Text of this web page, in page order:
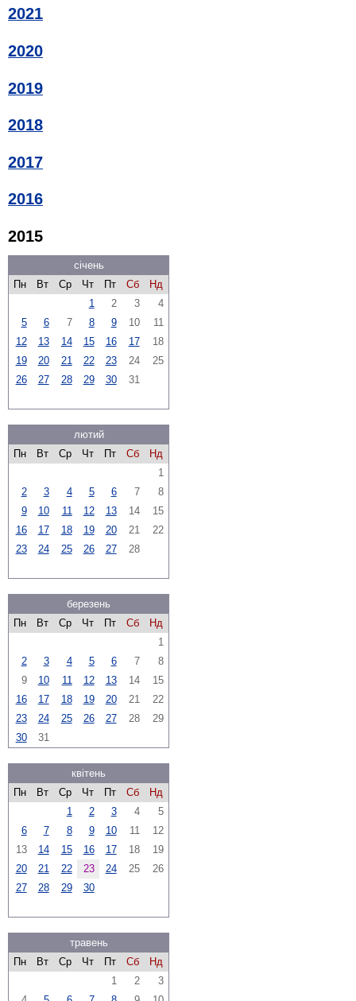
2021
2020
2019
2018
2017
2016
2015
січень
Пн
Вт Ср Чт Пт Сб
Нд
1
2 3
4
5
6 7 8 9 10
11
12
13 14 15 16 17
18
19
20 21 22 23 24
25
26
27 28 29 30 31
лютий
Пн
Вт Ср Чт Пт Сб
Нд
1
2
3 4 5 6 7
8
9
10 11 12 13 14
15
16
17 18 19 20 21
22
23
24 25 26 27 28
березень
Пн
Вт Ср Чт Пт Сб
Нд
1
2
3 4 5 6 7
8
9
10 11 12 13 14
15
16
17 18 19 20 21
22
23
24 25 26 27 28
29
30
31
квітень
Пн
Вт Ср Чт Пт Сб
Нд
1
2 3 4
5
6
7 8 9 10 11
12
13
14 15 16 17 18
19
20
21 22 23 24 25
26
27
28 29 30
травень
Пн
Вт Ср Чт Пт Сб
Нд
1
2
3